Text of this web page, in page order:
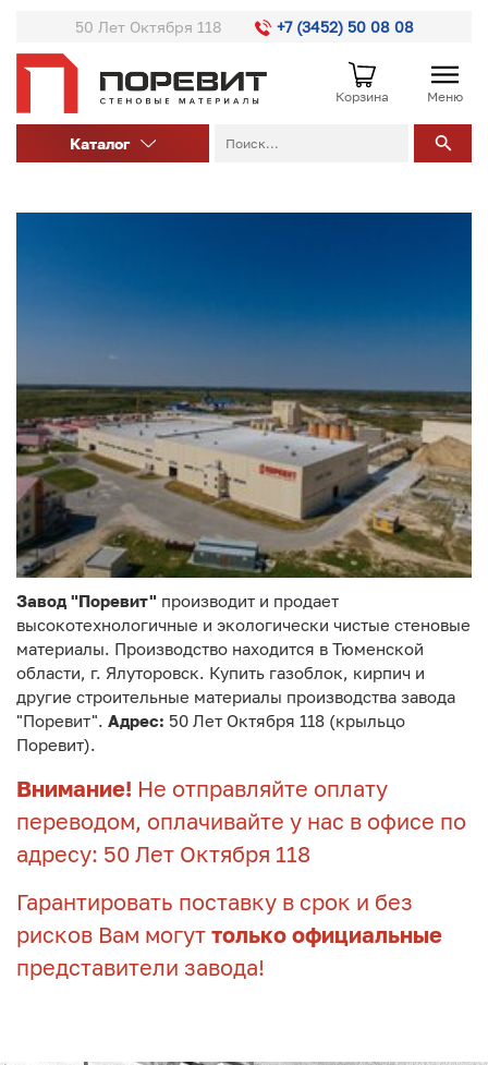
50 Лет Октября 118 +7 (3452) 50 08 08
Корзина Меню
Каталог
Завод "Поревит" производит и продает
высокотехнологичные и экологически чистые стеновые
материалы. Производство находится в Тюменской
области, г. Ялуторовск. Купить газоблок, кирпич и
другие строительные материалы производства завода
"Поревит". Адрес: 50 Лет Октября 118 (крыльцо
Поревит).
Внимание! Не отправляйте оплату
переводом, оплачивайте у нас в офисе по
адресу: 50 Лет Октября 118
Гарантировать поставку в срок и без
рисков Вам могут только официальные
представители завода!